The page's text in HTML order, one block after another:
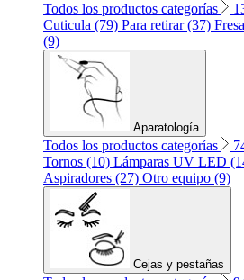
Todos los productos categorías
Cuticula (79) Para retirar (37)
(9)
Aparatología
Todos los productos categorías
Tornos (10) Lámparas UV LED
Aspiradores (27) Otro equipo (9)
Cejas y pestañas